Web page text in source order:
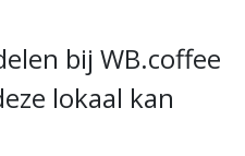
bij WB.coffee
lokaal kan